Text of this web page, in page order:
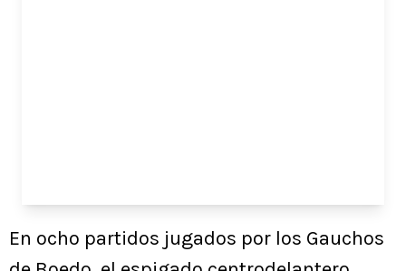
En ocho partidos jugados por los Gauchos